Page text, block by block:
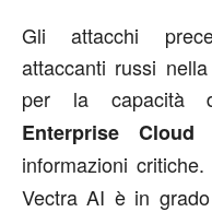
Gli attacchi
attaccanti russi
per la capacità
Enterprise Cloud
informazioni
Vectra AI è in